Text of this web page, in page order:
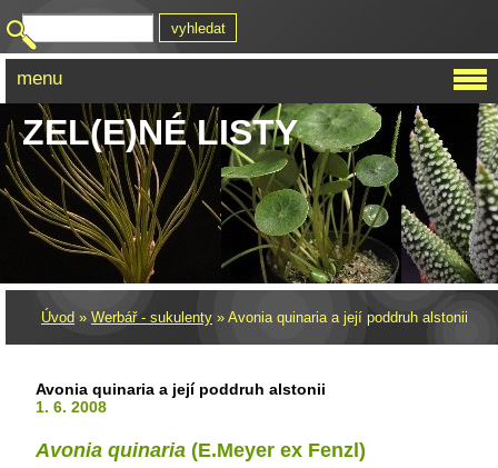
ZEL(E)NÉ LISTY
Úvod » Werbář - sukulenty » Avonia quinaria a její poddruh alstonii
Avonia quinaria a její poddruh alstonii
1. 6. 2008
Avonia quinaria (E.Meyer ex Fenzl)
menu